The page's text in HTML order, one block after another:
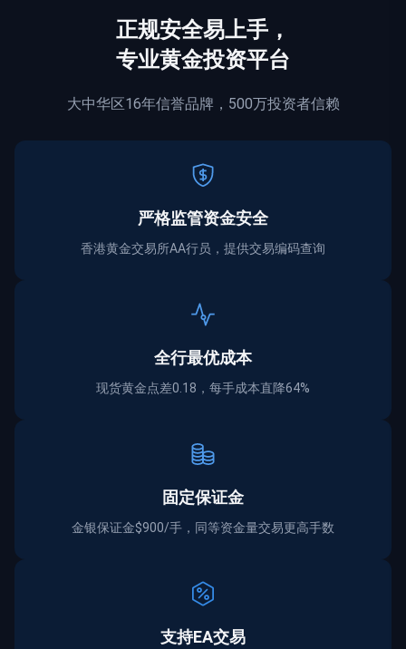
正规安全易上手，
专业黄金投资平台
大中华区16年信誉品牌，500万投资者信赖
严格监管资金安全
香港黄金交易所AA行员，提供交易编码查询
全行最优成本
现货黄金点差0.18，每手成本直降64%
固定保证金
金银保证金$900/手，同等资金量交易更高手数
支持EA交易